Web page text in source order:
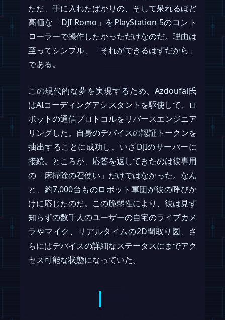
ただ、手に入れたばかりの、そして呆れるほど
高価な「DJI Romo」をPlayStation 5のコント
ローラーで操作したかっただけなのだ。理由は
至ってシンプル、「それができるはずだから」
である。
この現代的な夢を実現するため、Azdoufal氏
はAIコーディングアシスタントを駆使して、ロ
ボットの通信プロトコルをリバースエンジニア
リングした。自身のデバイスの認証トークンを
抽出することに成功し、いざDJIのサーバーに
接続。ところが、応答を返してきたのは彼専用
の「床掃除の召使い」だけではなかった。なん
と、約7,000台ものロボット軍団が彼の呼びか
けに応じたのだ。この脆弱性により、彼は見ず
知らずの数千人のユーザーの自宅のライブカメ
ラやマイク、リアルタイムの2D間取り図、さ
らにはデバイスの詳細なステータスにまでアク
セス可能な状態になっていた。